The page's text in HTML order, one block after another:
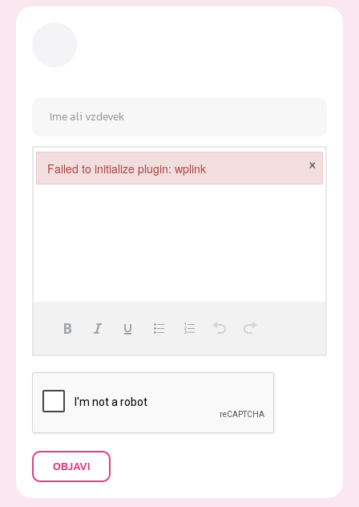
OBJAVI
Failed to initialize plugin: wplink ×
Failed to initialize plugin: wplink